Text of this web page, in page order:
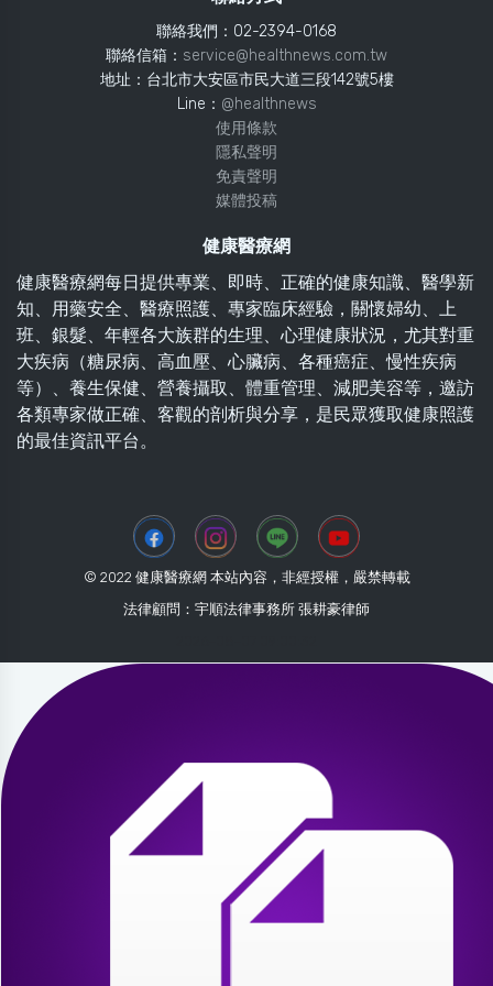
聯絡我們：02-2394-0168
聯絡信箱： service@healthnews.com.tw
地址：台北市大安區市民大道三段142號5樓
Line： @healthnews
使用條款
隱私聲明
免責聲明
媒體投稿
健康醫療網
健康醫療網每日提供專業、即時、正確的健康知識、醫學新
知、用藥安全、醫療照護、專家臨床經驗，關懷婦幼、上
班、銀髮、年輕各大族群的生理、心理健康狀況，尤其對重
大疾病（糖尿病、高血壓、心臟病、各種癌症、慢性疾病
等）、養生保健、營養攝取、體重管理、減肥美容等，邀訪
各類專家做正確、客觀的剖析與分享，是民眾獲取健康照護
的最佳資訊平台。
© 2022 健康醫療網 本站內容，非經授權，嚴禁轉載
法律顧問：宇順法律事務所 張耕豪律師